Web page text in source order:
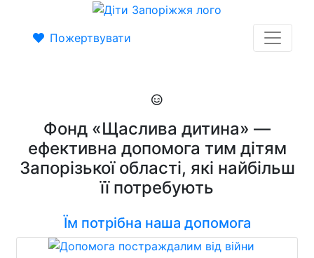
Пожертвувати
Фонд «Щаслива дитина» —
ефективна допомога тим дітям
Запорізької області, які найбільш
її потребують
Їм потрібна наша допомога